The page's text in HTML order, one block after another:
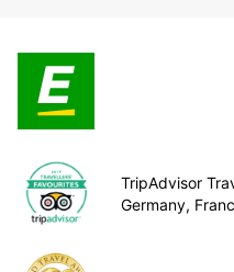
TripAdvisor
Germany,